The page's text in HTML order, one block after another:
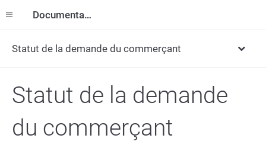
Documentation
Statut de la demande du commerçant
Statut de la demande
du commerçant